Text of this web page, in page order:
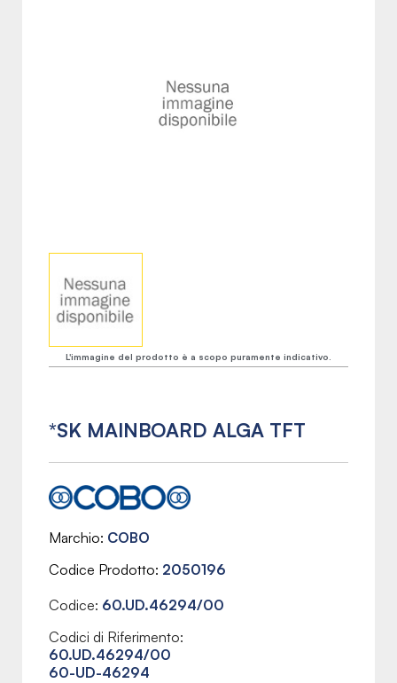
L'immagine del prodotto è a scopo puramente indicativo.
*SK MAINBOARD ALGA TFT
Marchio COBO
Codice Prodotto 2050196
Codice: 60.UD.46294/00
Codici di Riferimento:
60.UD.46294/00
60-UD-46294